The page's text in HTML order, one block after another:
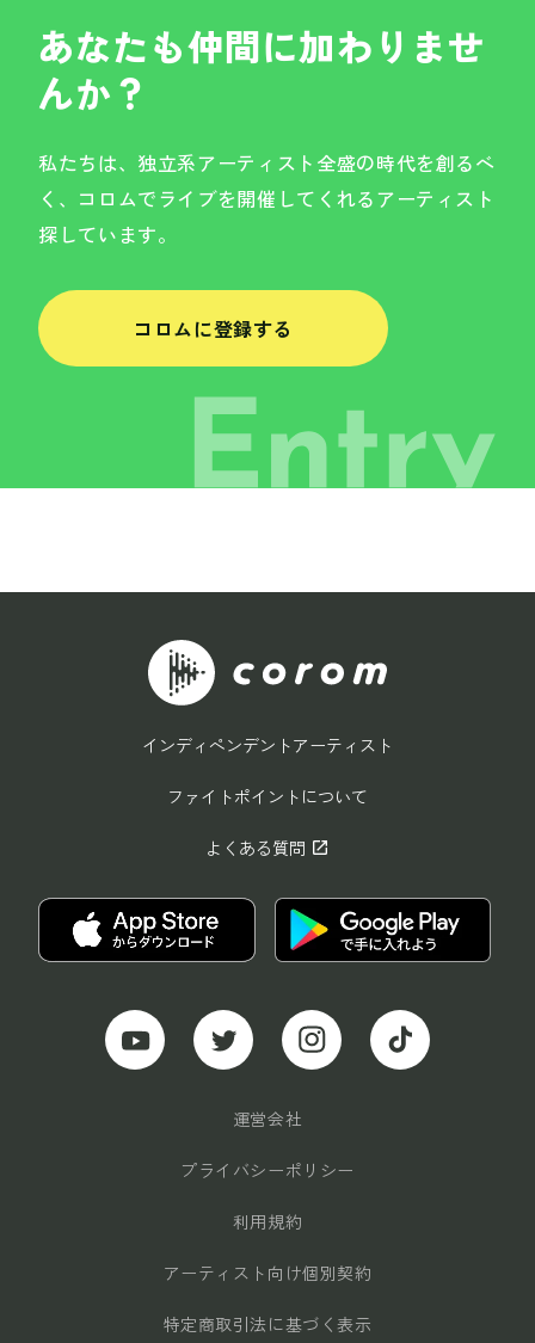
あなたも仲間に加わりませ
んか？
私たちは、独立系アーティスト全盛の時代を創るべ
く、コロムでライブを開催してくれるアーティスト
探しています。
コロムに登録する
インディペンデントアーティスト
ファイトポイントについて
よくある質問 open_in_new
運営会社
プライバシーポリシー
利用規約
アーティスト向け個別契約
特定商取引法に基づく表示